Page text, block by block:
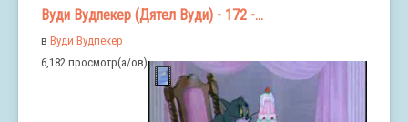
Вуди Вудпекер (Дятел Вуди) - 172 -...
в Вуди Вудпекер
6,182 просмотр(а/ов)